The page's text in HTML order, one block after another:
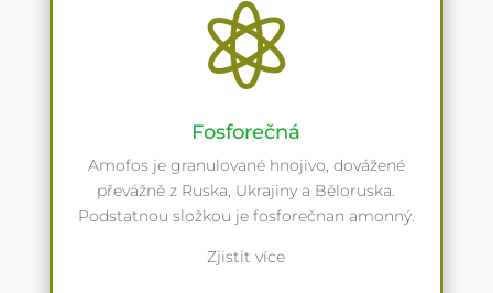

Fosforečná
Amofos je granulované hnojivo, dovážené
převážně z Ruska, Ukrajiny a Běloruska.
Podstatnou složkou je fosforečnan amonný.
Zjistit více